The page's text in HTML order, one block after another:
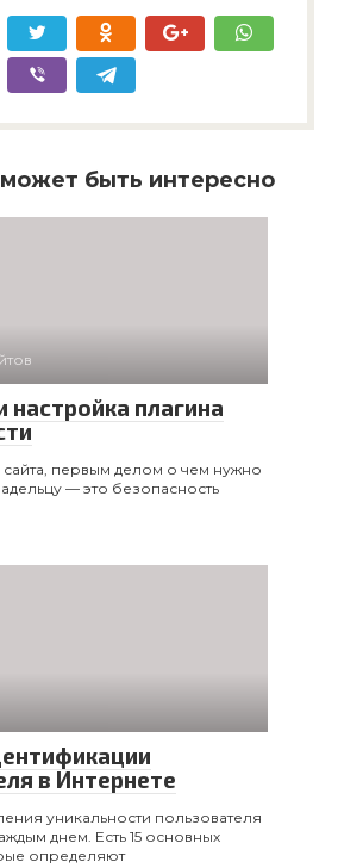
быть интересно
настройка плагина
первым делом о чем нужно
— это безопасность
в Интернете
уникальности пользователя
днем. Есть 15 основных
определяют